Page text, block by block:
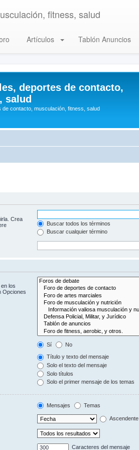
fitness, salud
Artículos Tablón Anuncios
deportes de contacto,
salud
contacto, musculación, fitness, salud
Crea
Buscar todos los términos
Buscar cualquier término
los
Opciones
Sí No
Título y texto del mensaje
Solo el texto del mensaje
Solo títulos
Solo el primer mensaje de los temas
Mensajes Temas
Ascendente
Caracteres del mensaje